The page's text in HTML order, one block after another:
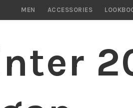
MEN ACCESSORIES